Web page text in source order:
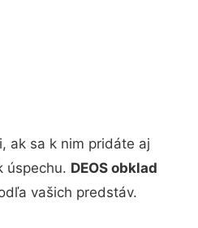
ak sa k nim pridáte aj
úspechu. DEOS obklad
vašich predstáv.